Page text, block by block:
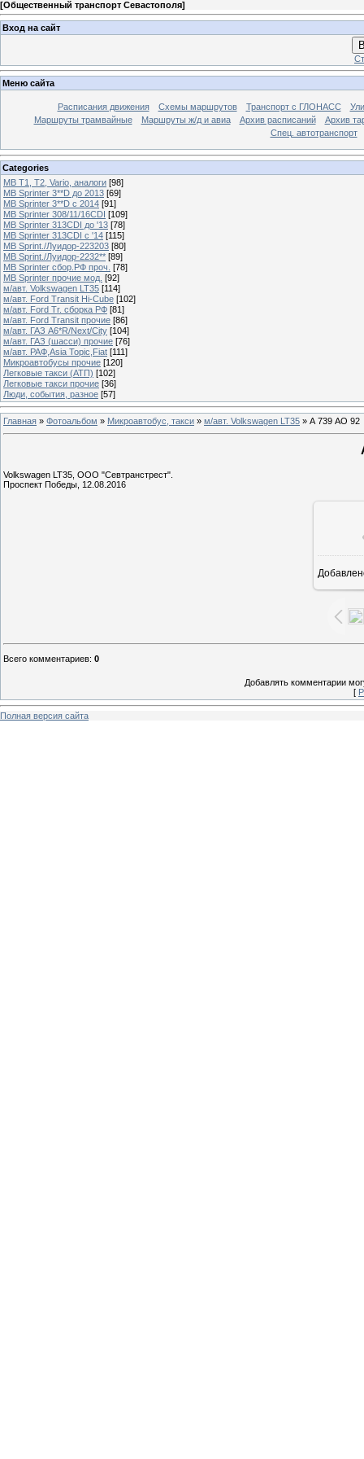
[Общественный транспорт Севастополя]
Вход на сайт
Меню сайта
Расписания движения Схемы маршрутов Транспорт с ГЛОНАСС
Маршруты трамвайные
Маршруты ж/д и авиа Архив расписаний
Архив
Спец. автотранспорт
Categories
MB T1, T2, Vario, аналоги [98]
MB Sprinter 3**D до 2013 [69]
MB Sprinter 3**D с 2014 [91]
MB Sprinter 308/11/16CDI [109]
MB Sprinter 313CDI до '13 [78]
MB Sprinter 313CDI с '14 [115]
MB Sprint./Луидор-223203 [80]
MB Sprint./Луидор-2232** [89]
MB Sprinter сбор.РФ проч. [78]
MB Sprinter прочие мод. [92]
м/авт. Volkswagen LT35 [114]
м/авт. Ford Transit Hi-Cube [102]
м/авт. Ford Tr. сборка РФ [81]
м/авт. Ford Transit прочие [86]
м/авт. ГАЗ A6*R/Next/City [104]
м/авт. ГАЗ (шасси) прочие [76]
м/авт. РАФ,Asia Topic,Fiat [111]
Микроавтобусы прочие [120]
Легковые такси (АТП) [102]
Легковые такси прочие [36]
Люди, события, разное [57]
Главная » Фотоальбом » Микроавтобус, такси » м/авт. Volkswagen LT35 » А 739 АО 92
Volkswagen LT35, ООО "Севтранстрест".
Проспект Победы, 12.08.2016
Всего комментариев: 0
Добавлять комментарии
[
Полная версия сайта